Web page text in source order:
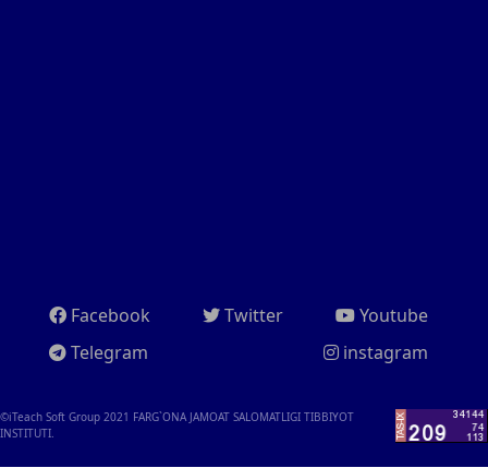
Facebook Twitter
Youtube
Telegram
instagram
©iTeach Soft Group 2021 FARG`ONA JAMOAT SALOMATLIGI TIBBIYOT
INSTITUTI.